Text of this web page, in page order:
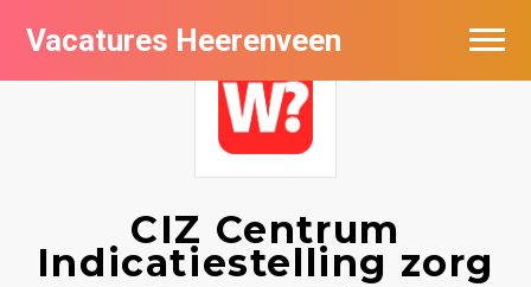
Vacatures Heerenveen
CIZ Centrum
Indicatiestelling zorg
Vacatures per bedrijf
De populairste vacatures in Heerenveen